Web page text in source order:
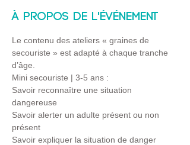
À propos de l'événement
Le contenu des ateliers « graines de
secouriste » est adapté à chaque tranche
d’âge.
Mini secouriste | 3-5 ans :
Savoir reconnaître une situation
dangereuse
Savoir alerter un adulte présent ou non
présent
Savoir expliquer la situation de danger